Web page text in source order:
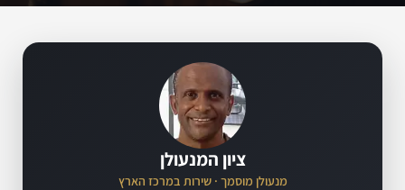
ציון המנעולן
מנעולן מוסמך · שירות במרכז הארץ